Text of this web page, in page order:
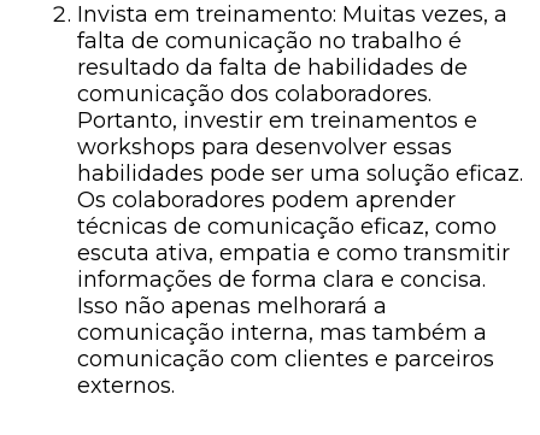
Invista em treinamento: Muitas vezes, a
falta de comunicação no trabalho é
resultado da falta de habilidades de
comunicação dos colaboradores.
Portanto, investir em treinamentos e
workshops para desenvolver essas
habilidades pode ser uma solução eficaz.
Os colaboradores podem aprender
técnicas de comunicação eficaz, como
escuta ativa, empatia e como transmitir
informações de forma clara e concisa.
Isso não apenas melhorará a
comunicação interna, mas também a
comunicação com clientes e parceiros
externos.